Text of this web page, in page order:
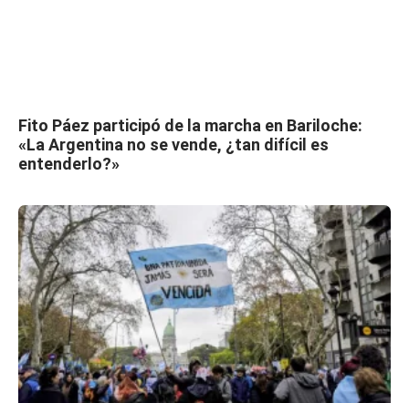
Fito Páez participó de la marcha en Bariloche:
«La Argentina no se vende, ¿tan difícil es
entenderlo?»